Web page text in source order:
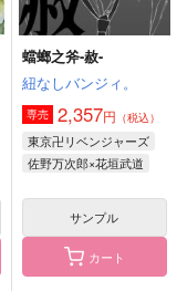
作品詳細
蟷螂之斧-赦-
紐なしバンジィ。
専売 2,357円 （税込）
東京卍リベンジャーズ
佐野万次郎×花垣武道
サンプル
カート